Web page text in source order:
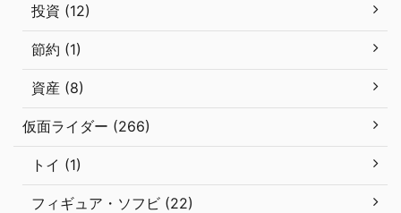
投資 (12)
節約 (1)
資産 (8)
仮面ライダー (266)
トイ (1)
フィギュア・ソフビ (22)